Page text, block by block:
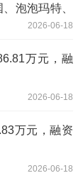
泡泡玛特、
2026-06-18
万元，融
2026-06-18
万元，融资
2026-06-18